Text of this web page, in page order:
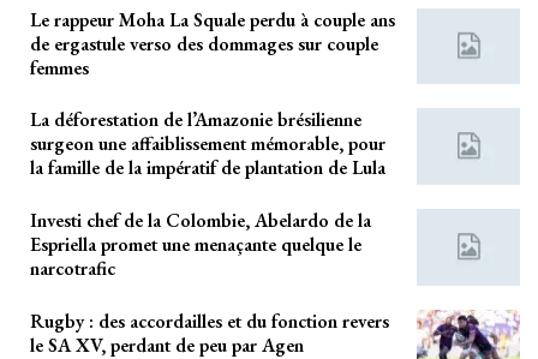
Le rappeur Moha La Squale perdu à couple ans
de ergastule verso des dommages sur couple
femmes
La déforestation de l’Amazonie brésilienne
surgeon une affaiblissement mémorable, pour
la famille de la impératif de plantation de Lula
Investi chef de la Colombie, Abelardo de la
Espriella promet une menaçante quelque le
narcotrafic
Rugby : des accordailles et du fonction revers
le SA XV, perdant de peu par Agen